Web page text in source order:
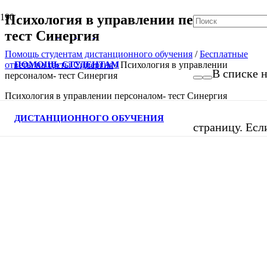
ПОМОЩЬ СТУДЕНТАМ
ДИСТАНЦИОННОГО ОБУЧЕНИЯ
В списке
страницу.
Психология в управлении персоналом-
тест Синергия
Помощь студентам дистанционного обучения /Бесплатные
ответы на тесты Синергия/Психология в управлении
персоналом- тест Синергия
Психология в управлении персоналом- тест Синергия